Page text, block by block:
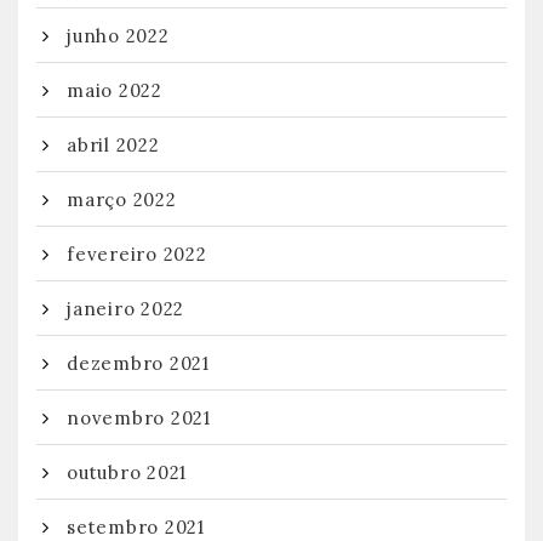
junho 2022
maio 2022
abril 2022
março 2022
fevereiro 2022
janeiro 2022
dezembro 2021
novembro 2021
outubro 2021
setembro 2021